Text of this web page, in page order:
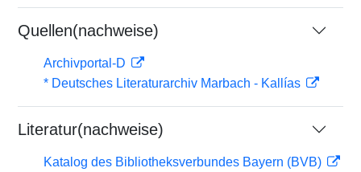
Quellen(nachweise)
Archivportal-D
* Deutsches Literaturarchiv Marbach - Kallías
Literatur(nachweise)
Katalog des Bibliotheksverbundes Bayern (BVB)